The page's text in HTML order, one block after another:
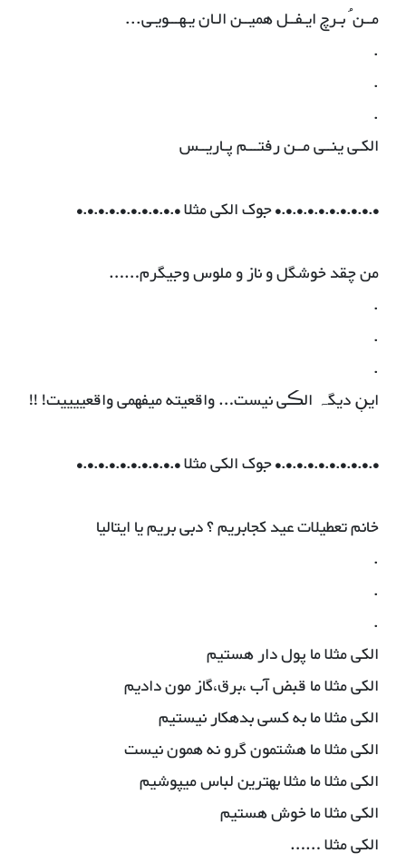
مــن ُ بـرچ ایـفــل همیــن الـان یـهـــویـی...
.
.
.
الکـی ینــی مــن رفتـــم پـاریــس
•.•.•.•.•.•.•.•.•.• جوک الکی مثلا •.•.•.•.•.•.•.•.•.•
من چقد خوشگل و ناز و ملوس وجیگرم……
.
.
.
ایڹ دیگہ الڪی نیست… واقعیته میفهمی واقعییییت! !!
•.•.•.•.•.•.•.•.•.• جوک الکی مثلا •.•.•.•.•.•.•.•.•.•
خانم تعطیلات عید کجابریم ؟ دبی بریم یا ایتالیا
.
.
.
الکی مثلا ما پول دار هستیم
الکی مثلا ما قبض آب ،برق،گاز مون دادیم
الکی مثلا ما به کسی بدهکار نیستیم
الکی مثلا ما هشتمون گرو نه همون نیست
الکی مثلا ما مثلا بهترین لباس میپوشیم
الکی مثلا ما خوش هستیم
الکی مثلا ……